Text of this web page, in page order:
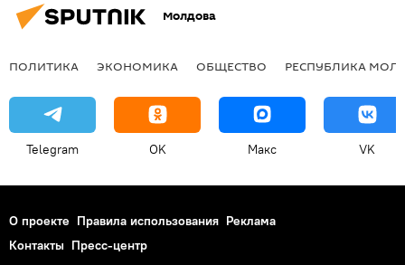
Молдова
ПОЛИТИКА ЭКОНОМИКА ОБЩЕСТВО РЕСПУБЛИКА
Telegram OK Макс VK
О проекте Правила использования Реклама
Контакты Пресс-центр